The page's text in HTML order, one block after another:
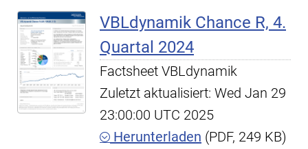
VBLdynamik Chance R, 4.
Quartal 2024
Factsheet VBLdynamik
Zuletzt aktualisiert: Wed Jan 29
23:00:00 UTC 2025
Herunterladen (PDF, 249 KB)